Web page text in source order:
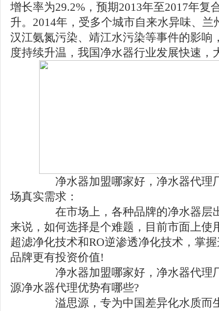
增长率为29.2%，预期2013年至2017年复
升。2014年，受多个城市自来水异味、兰
汉江氨氮污染、靖江水污染等事件的影响
度持续升温，我国净水器行业发展快速，
净水器加盟哪家好，净水器代理厂
场真实需求：
在市场上，各种品牌的净水器层出
来说，如何选择是个难题，目前市面上使
超滤净化技术和RO逆渗透净化技术，掌
品牌更有投资价值!
净水器加盟哪家好，净水器代理厂
源净水器代理优势有哪些?
溢思源，专为中国差异化水质而生